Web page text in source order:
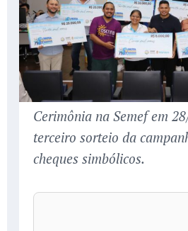
Cerimônia na Semef em
terceiro sorteio da
cheques simbólicos.